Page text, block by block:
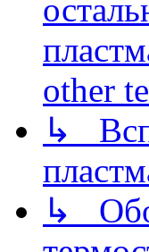
other
↳
↳